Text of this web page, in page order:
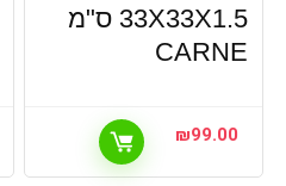
33X33X1.5 ס"מ
CARNE
₪99.00